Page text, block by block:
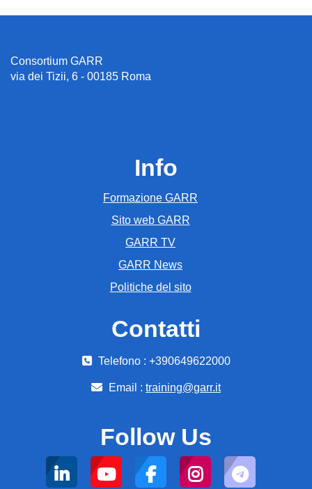
Consortium GARR
via dei Tizii, 6 - 00185 Roma
Info
Formazione GARR
Sito web GARR
GARR TV
GARR News
Politiche del sito
Contatti
Telefono : +390649622000
Email : training@garr.it
Follow Us